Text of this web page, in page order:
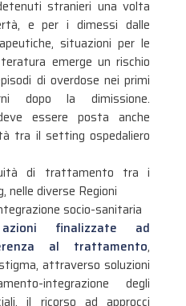
stranieri una volta
e per i dimessi dalle
situazioni per le
emerge un rischio
di overdose nei primi
dopo la dimissione.
essere posta anche
tra il setting ospedaliero
di trattamento tra i
nelle diverse Regioni
socio-sanitaria
finalizzate ad
al trattamento,
attraverso soluzioni
integrazione degli
il ricorso ad approcci